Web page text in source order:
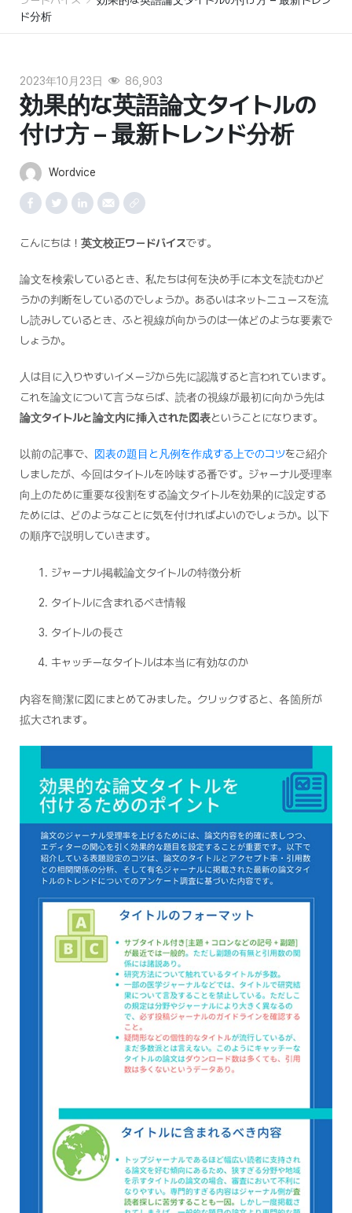
ド分析
2023年10月23日 86,903
効果的な英語論文タイトルの
付け方 – 最新トレンド分析
Wordvice
こんにちは！ 英文校正ワードバイスです。
論文を検索しているとき、私たちは何を決め手に本文を読むかど
うかの判断をしているのでしょうか。あるいはネットニュースを流
し読みしているとき、ふと視線が向かうのは一体どのような要素で
しょうか。
人は目に入りやすいイメージから先に認識すると言われています。
これを論文について言うならば、読者の視線が最初に向かう先は
論文タイトルと論文内に挿入された図表ということになります。
以前の記事で、 図表の題目と凡例を作成する上でのコツをご紹介
しましたが、今回はタイトルを吟味する番です。ジャーナル受理率
向上のために重要な役割をする論文タイトルを効果的に設定する
ためには、どのようなことに気を付ければよいのでしょうか。以下
の順序で説明していきます。
ジャーナル掲載論文タイトルの特徴分析
タイトルに含まれるべき情報
タイトルの長さ
キャッチーなタイトルは本当に有効なのか
内容を簡潔に図にまとめてみました。クリックすると、各箇所が
拡大されます。